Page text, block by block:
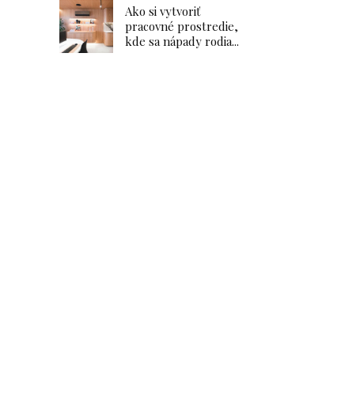
Ako si vytvoriť
pracovné prostredie,
kde sa nápady rodia...